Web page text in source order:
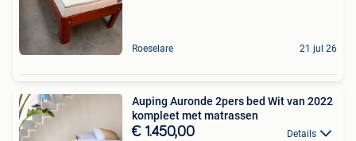
Roeselare 21 jul 26
Auping Auronde 2pers bed Wit van 2022
kompleet met matrassen
€ 1.450,00 Details